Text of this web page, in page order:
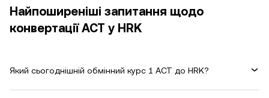
Найпоширеніші запитання щодо
конвертації ACT у HRK
Який сьогоднішній обмінний курс 1 ACT до HRK?